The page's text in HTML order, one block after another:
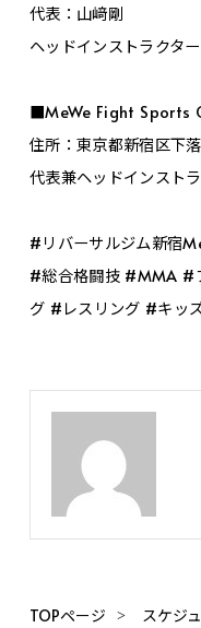
代表：山﨑剛
ヘッドインストラクタ
■MeWe Fight Sports
住所：東京都新宿区下
代表兼ヘッドインスト
#リバーサルジム新宿
#総合格闘技 #MMA #
グ #レスリング #キッ
TOPページ スケジ